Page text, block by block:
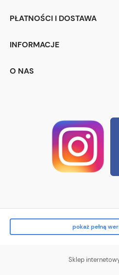
PŁATNOŚCI I DOSTAWA
INFORMACJE
O NAS
pokaż pełną
Sklep